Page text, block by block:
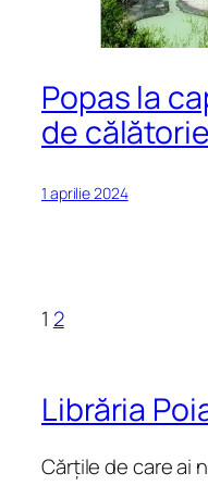
Popas la
de călătorie
1 aprilie 2024
1 2
Librăria
Cărțile de care ai